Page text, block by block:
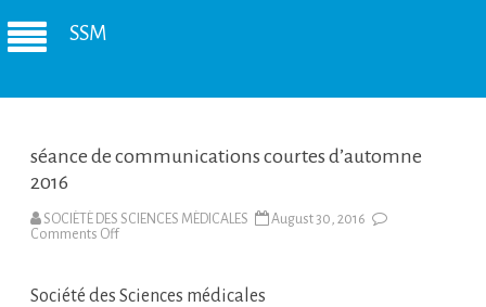
SSM
séance de communications courtes d’automne
2016
SOCIÉTÉ DES SCIENCES MÉDICALES
August 30, 2016
Comments Offon
courtes
Société des Sciences médicales